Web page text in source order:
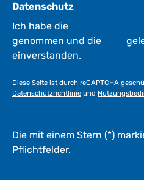
W
e
r
k
g
Datenschutz
Ich habe die
genommen und die
einverstanden.
Diese Seite ist durch reCAPTCHA
Datenschutzrichtlinie und
Die mit einem Stern (*)
Pflichtfelder.